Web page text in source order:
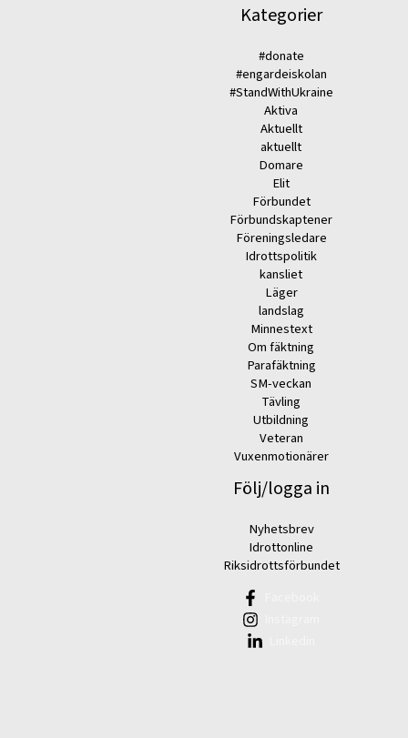
Kategorier
#donate
#engardeiskolan
#StandWithUkraine
Aktiva
Aktuellt
aktuellt
Domare
Elit
Förbundet
Förbundskaptener
Föreningsledare
Idrottspolitik
kansliet
Läger
landslag
Minnestext
Om fäktning
Parafäktning
SM-veckan
Tävling
Utbildning
Veteran
Vuxenmotionärer
Följ/logga in
Nyhetsbrev
Idrottonline
Riksidrottsförbundet